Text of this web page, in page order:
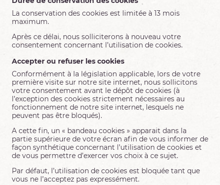
La conservation des cookies est limitée à 13 mois
maximum.
Après ce délai, nous solliciterons à nouveau votre
consentement concernant l’utilisation de cookies.
Accepter ou refuser les cookies
Conformément à la législation applicable, lors de votre
première visite sur notre site internet, nous sollicitons
votre consentement avant le dépôt de cookies (à
l’exception des cookies strictement nécessaires au
fonctionnement de notre site internet, lesquels ne
peuvent pas être bloqués).
A cette fin, un « bandeau cookies » apparait dans la
partie supérieure de votre écran afin de vous informer de
façon synthétique concernant l’utilisation de cookies et
de vous permettre d’exercer vos choix à ce sujet.
Par défaut, l’utilisation de cookies est bloquée tant que
vous ne l’acceptez pas expressément.